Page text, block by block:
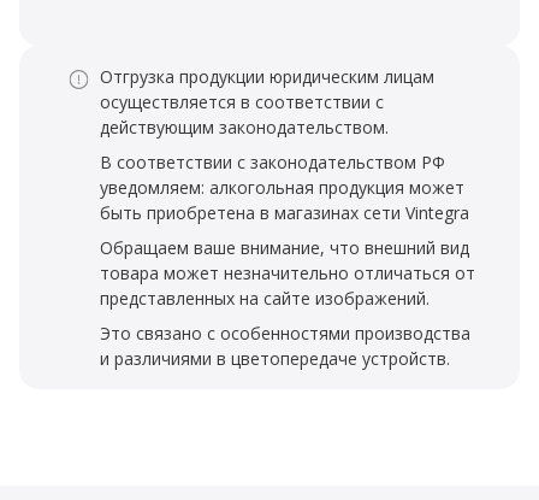
Отгрузка продукции юридическим лицам
осуществляется в соответствии с
действующим законодательством.
В соответствии с законодательством РФ
уведомляем: алкогольная продукция может
быть приобретена в магазинах сети Vintegra
Обращаем ваше внимание, что внешний вид
товара может незначительно отличаться от
представленных на сайте изображений.
Это связано с особенностями производства
и различиями в цветопередаче устройств.